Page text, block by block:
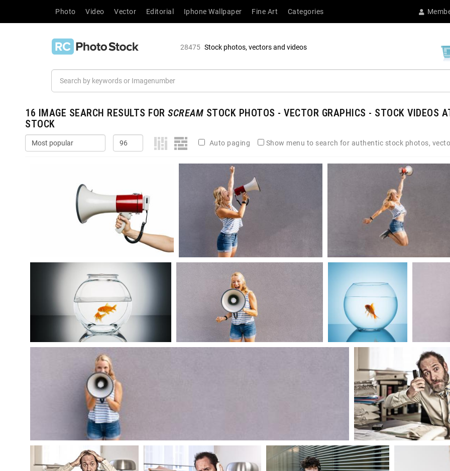
Photo Video Vector Editorial Iphone Wallpaper Fine Art Categories
28475 Stock photos, vectors and videos
16 IMAGE SEARCH RESULTS FOR SCREAM STOCK PHOTOS - VECTOR GRAPHICS - STOCK VIDEOS
STOCK
Auto paging Show menu to search for authentic stock photos,